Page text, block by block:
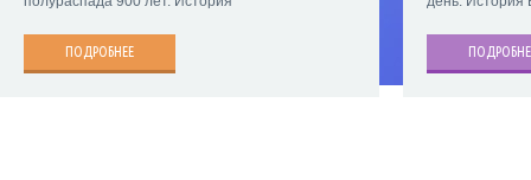
ПОДРОБНЕЕ